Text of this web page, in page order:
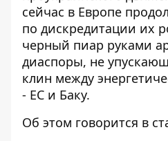
сейчас в Европе
по дискредитации их
черный пиар руками
диаспоры, не
клин между
- ЕС и Баку.
Об этом говорится в